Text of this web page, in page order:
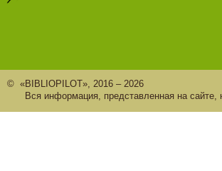
© «BIBLIOPILOT», 2016 – 2026
Вся информация, представленная на сайте,